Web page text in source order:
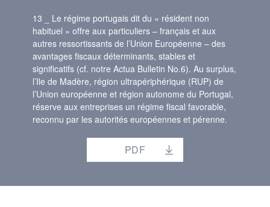
13 _ Le régime portugais dit du « résident non
habituel » offre aux particuliers – français et aux
autres ressortissants de l’Union Européenne – des
avantages fiscaux déterminants, stables et
significatifs (cf. notre Actua Bulletin No.6). Au surplus,
l’Ile de Madère, région ultrapériphérique (RUP) de
l’Union européenne et région autonome du Portugal,
réserve aux entreprises un régime fiscal favorable,
reconnu par les autorités européennes et pérenne.
PDF